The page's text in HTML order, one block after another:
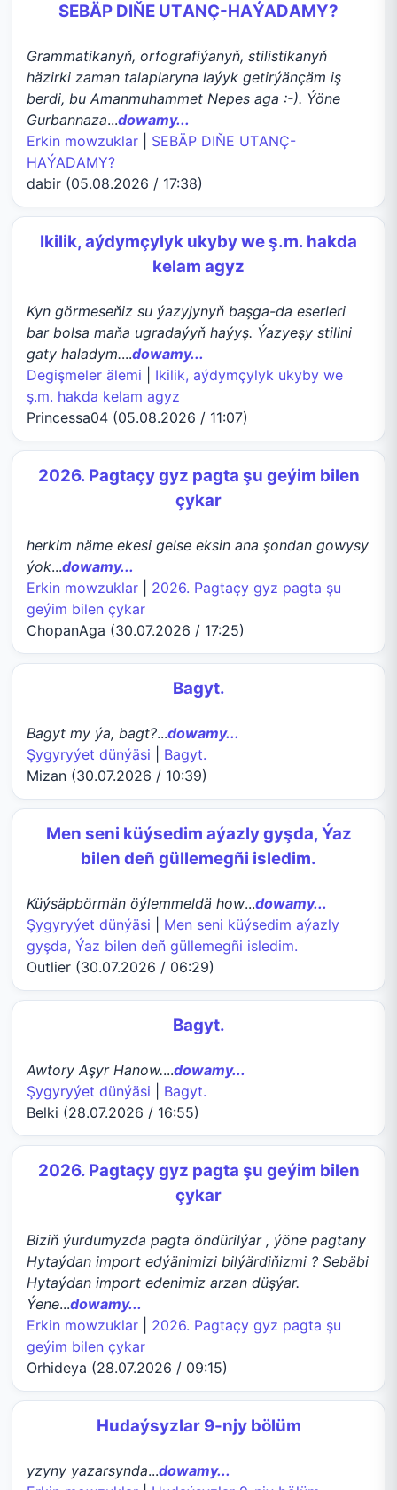
SEBÄP DIŇE UTАNÇ-HАÝADАMY?
Grammatikanyň, orfografiýanyň, stilistikanyň
häzirki zaman talaplaryna laýyk getirýänçäm iş
berdi, bu Amanmuhammet Nepes aga :-). Ýöne
Gurbannaza...dowamy...
Erkin mowzuklar
SEBÄP DIŇE UTАNÇ-
HАÝADАMY?
dabir (05.08.2026 / 17:38)
Ikilik, aýdymçylyk ukyby we ş.m. hakda
kelam agyz
Kyn görmeseňiz su ýazyjynyň başga-da eserleri
bar bolsa maňa ugradaýyň haýyş. Ýazyeşy stilini
gaty haladym....dowamy...
Degişmeler älemi
Ikilik, aýdymçylyk ukyby we
ş.m. hakda kelam agyz
Princessa04 (05.08.2026 / 11:07)
2026. Pagtaçy gyz pagta şu geýim bilen
çykar
herkim näme ekesi gelse eksin ana şondan gowysy
ýok...dowamy...
Erkin mowzuklar
2026. Pagtaçy gyz pagta şu
geýim bilen çykar
ChopanAga (30.07.2026 / 17:25)
Bagyt.
Bagyt my ýa, bagt?...dowamy...
Şygyryýet dünýäsi
Bagyt.
Mizan (30.07.2026 / 10:39)
Men seni küýsedim aýazly gyşda, Ýaz
bilen deñ güllemegñi isledim.
Küýsäpbörmän öýlemmeldä how...dowamy...
Şygyryýet dünýäsi
Men seni küýsedim aýazly
gyşda, Ýaz bilen deñ güllemegñi isledim.
Outlier (30.07.2026 / 06:29)
Bagyt.
Awtory Aşyr Hanow....dowamy...
Şygyryýet dünýäsi
Bagyt.
Belki (28.07.2026 / 16:55)
2026. Pagtaçy gyz pagta şu geýim bilen
çykar
Biziň ýurdumyzda pagta öndürilýar , ýöne pagtany
Hytaýdan import edýänimizi bilýärdiňizmi ? Sebäbi
Hytaýdan import edenimiz arzan düşýar.
Ýene...dowamy...
Erkin mowzuklar
2026. Pagtaçy gyz pagta şu
geýim bilen çykar
Orhideya (28.07.2026 / 09:15)
Hudaýsyzlar 9-njy bölüm
yzyny yazarsynda...dowamy...